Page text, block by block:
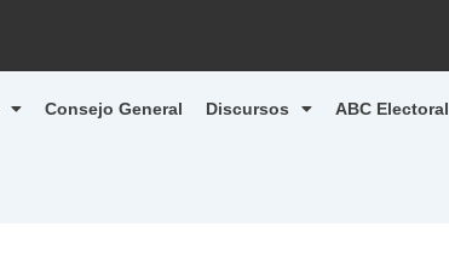
Consejo General Discursos ABC Electoral